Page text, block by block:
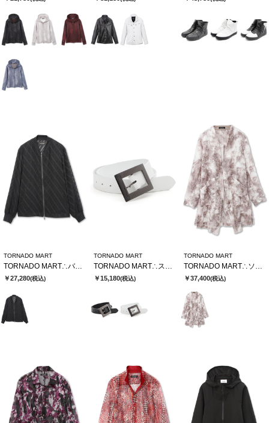
TORNADO MART
TORNADO MART∴バイヤスストライプシアーブルゾン
￥27,280(税込)
TORNADO MART
TORNADO MART∴スクエアバックルベルト
￥15,180(税込)
TORNADO MART
TORNADO MART∴ソフトシャドーカットJQロングカーデ
￥37,400(税込)